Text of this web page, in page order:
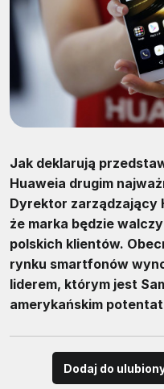
Jak deklarują
Huaweia drugim
Dyrektor zarządzający
że marka będzie
polskich klientów.
rynku smartfonów
liderem, którym jest
amerykańskim
Dodaj do